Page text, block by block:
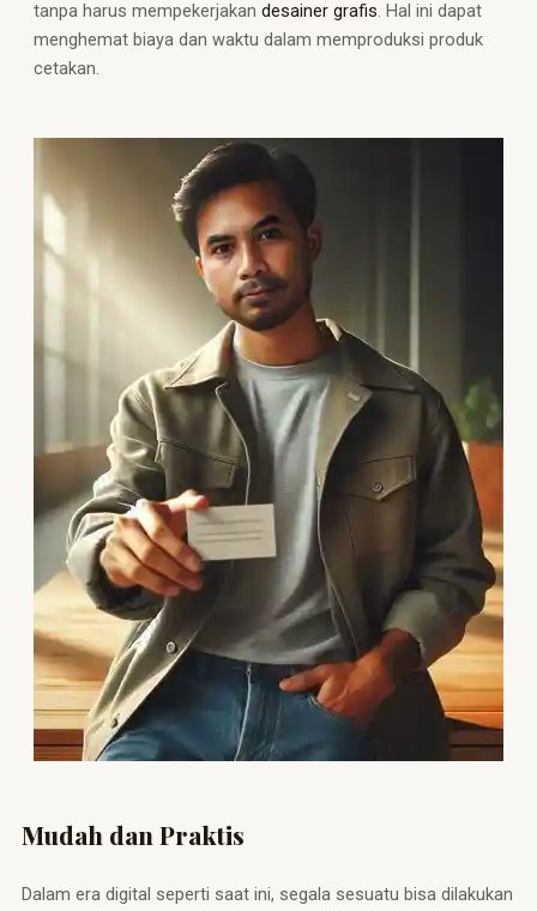
tanpa harus mempekerjakan desainer grafis. Hal ini dapat
menghemat biaya dan waktu dalam memproduksi produk
cetakan.
Mudah dan Praktis
Dalam era digital seperti saat ini, segala sesuatu bisa dilakukan